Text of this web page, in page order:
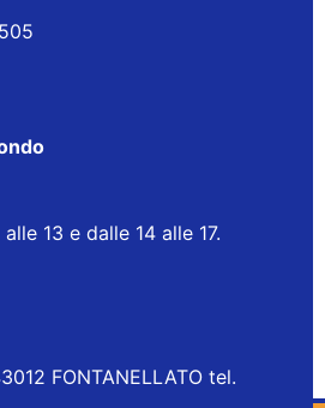
13 e dalle 14 alle 17.
FONTANELLATO tel.